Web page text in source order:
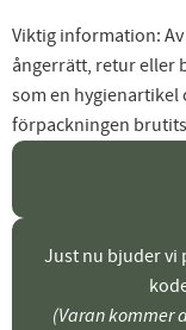
Viktig information:
ångerrätt, retur eller
som en
förpackningen
Just nu bjuder vi
(Varan kommer